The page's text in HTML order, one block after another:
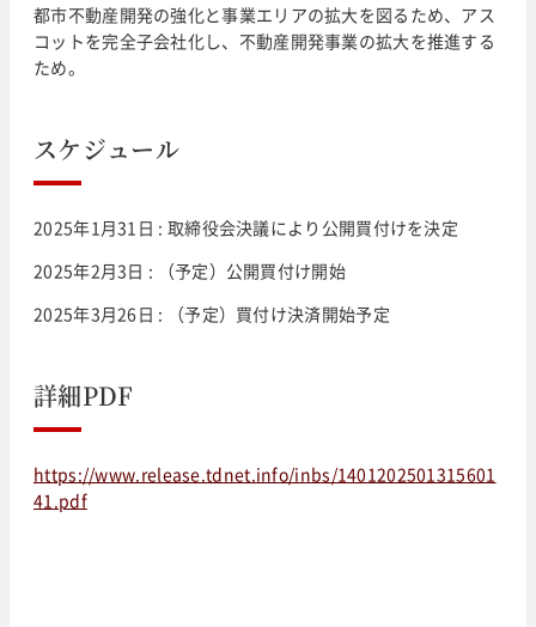
都市不動産開発の強化と事業エリアの拡大を図るため、アス
コットを完全子会社化し、不動産開発事業の拡大を推進する
ため。
スケジュール
2025年1月31日 : 取締役会決議により公開買付けを決定
2025年2月3日 : （予定）公開買付け開始
2025年3月26日 : （予定）買付け決済開始予定
詳細PDF
https://www.release.tdnet.info/inbs/1401202501315601
41.pdf